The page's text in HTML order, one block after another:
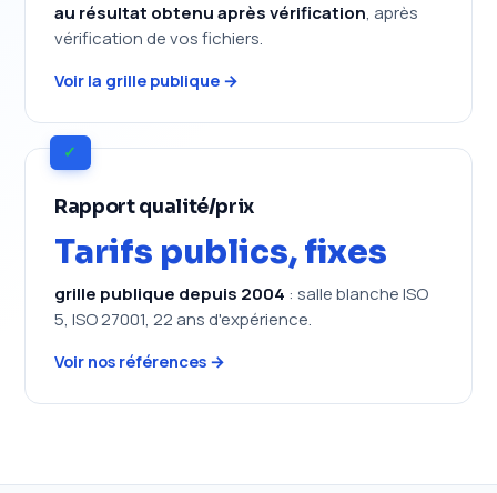
au résultat obtenu après vérification, après
vérification de vos fichiers.
Voir la grille publique →
✓
Rapport qualité/prix
Tarifs publics, fixes
grille publique depuis 2004 : salle blanche ISO
5, ISO 27001, 22 ans d'expérience.
Voir nos références →